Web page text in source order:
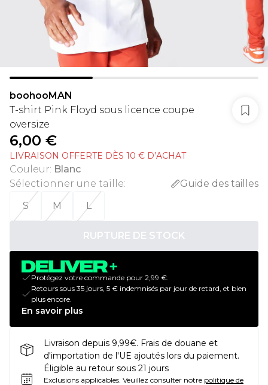
boohooMAN
T-shirt Pink Floyd sous licence coupe
oversize
6,00 €
LIVRAISON OFFERTE DÈS 10 € D’ACHAT
Couleur: Blanc
Sélectionner une taille:
Guide des tailles
S
M L
RUPTURE DE STOCK
Protégez votre commande pour 2,99 €.
Retours sous 35 jours, 5 € indemnisés par jour de retard, et bien
plus encore.
En savoir plus
Livraison depuis 9,99€. Frais de douane et
d'importation de l'UE ajoutés lors du paiement.
Éligible au retour sous 21 jours
Exclusions applicables. Veuillez consulter notre politique de